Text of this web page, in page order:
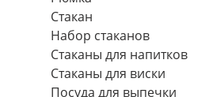
Стакан
Набор стаканов
Стаканы для напитков
Стаканы для виски
Посуда для выпечки